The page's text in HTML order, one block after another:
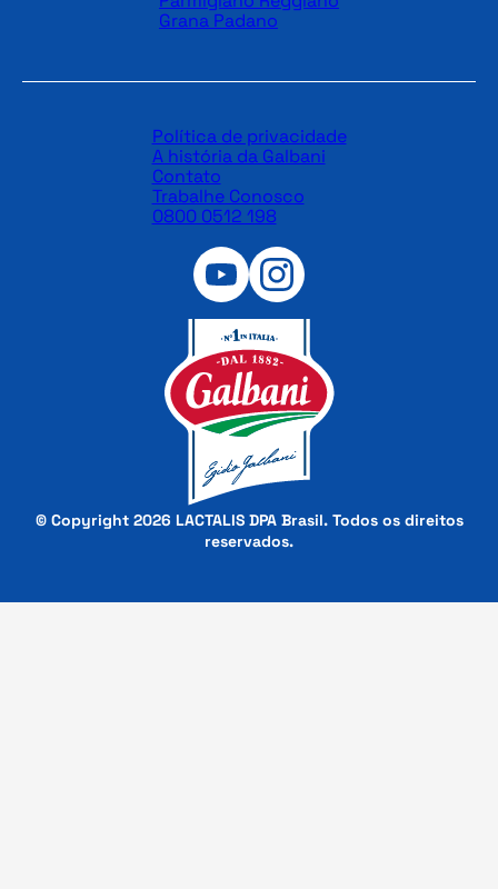
Grana Padano
Política de privacidade
A história da Galbani
Contato
Trabalhe Conosco
0800 0512 198
© Copyright 2026 LACTALIS DPA Brasil. Todos os direitos
reservados.